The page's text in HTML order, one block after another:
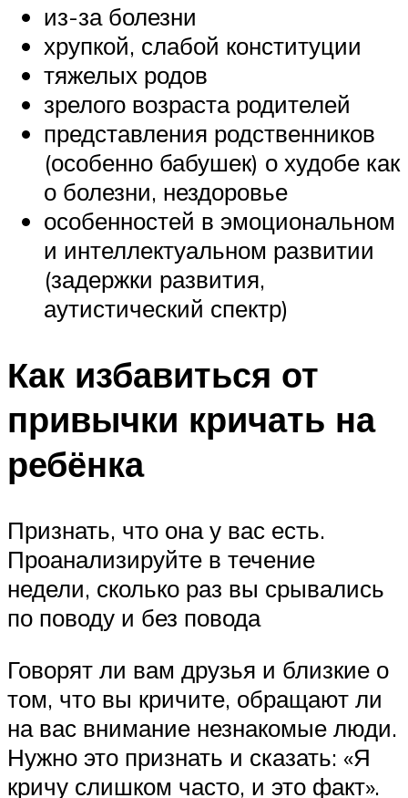
из-за болезни
хрупкой, слабой конституции
тяжелых родов
зрелого возраста родителей
представления родственников
(особенно бабушек) о худобе как
о болезни, нездоровье
особенностей в эмоциональном
и интеллектуальном развитии
(задержки развития,
аутистический спектр)
Как избавиться от
привычки кричать на
ребёнка
Признать, что она у вас есть.
Проанализируйте в течение
недели, сколько раз вы срывались
по поводу и без повода
Говорят ли вам друзья и близкие о
том, что вы кричите, обращают ли
на вас внимание незнакомые люди.
Нужно это признать и сказать: «Я
кричу слишком часто, и это факт».